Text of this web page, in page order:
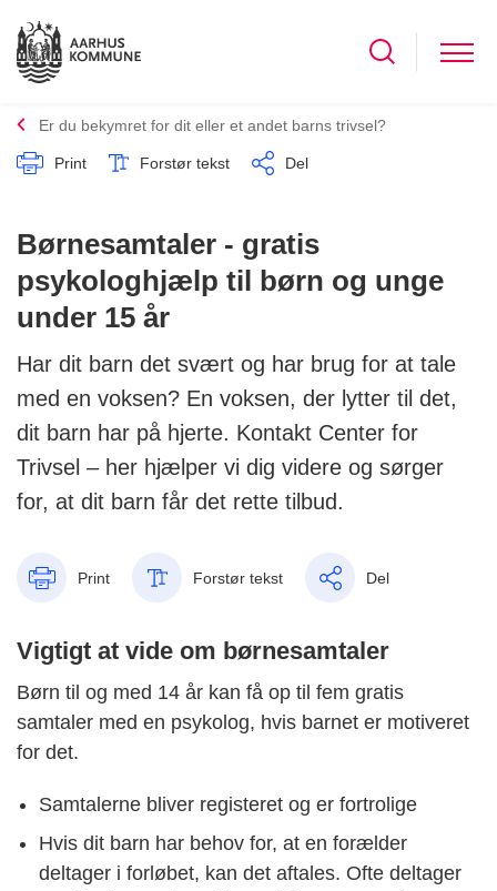
Er du bekymret for dit eller et andet barns trivsel?
Print Forstør tekst Del
Børnesamtaler - gratis
psykologhjælp til børn og unge
under 15 år
Har dit barn det svært og har brug for at tale
med en voksen? En voksen, der lytter til det,
dit barn har på hjerte. Kontakt Center for
Trivsel – her hjælper vi dig videre og sørger
for, at dit barn får det rette tilbud.
Print Forstør tekst Del
Vigtigt at vide om børnesamtaler
Børn til og med 14 år kan få op til fem gratis
samtaler med en psykolog, hvis barnet er motiveret
for det.
Samtalerne bliver registeret og er fortrolige
Hvis dit barn har behov for, at en forælder
deltager i forløbet, kan det aftales. Ofte deltager